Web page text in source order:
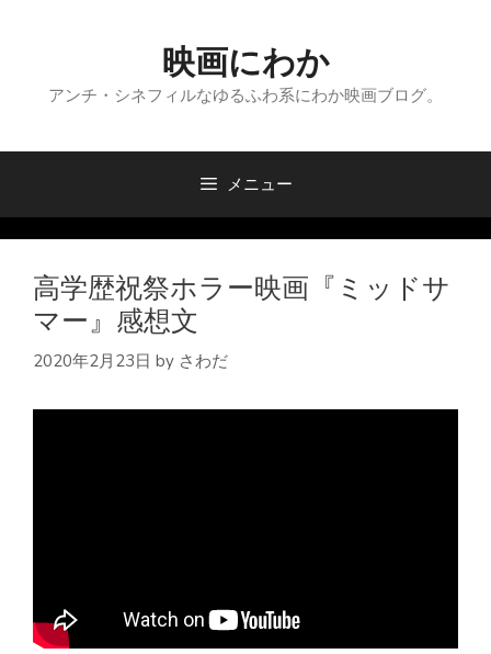
へ
映画にわか
アンチ・シネフィルなゆるふわ系にわか映画ブログ。
メニュー
高学歴祝祭ホラー映画『ミッドサ
マー』感想文
2020年2月23日 by さわだ